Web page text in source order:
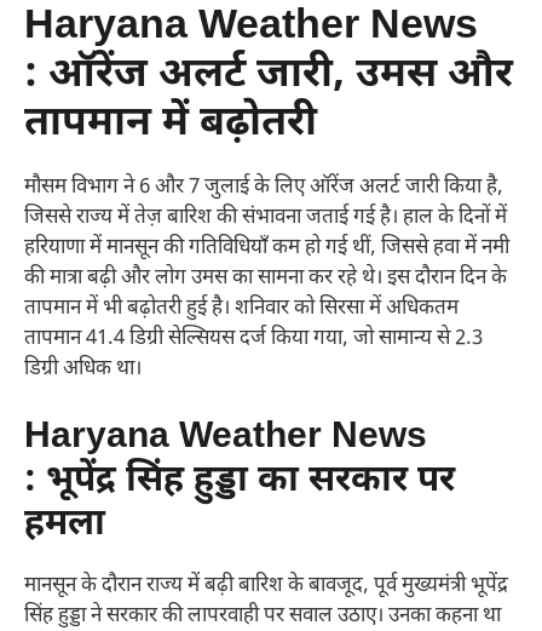
Haryana Weather News
: ऑरेंज अलर्ट जारी, उमस और
तापमान में बढ़ोतरी
मौसम विभाग ने 6 और 7 जुलाई के लिए ऑरेंज अलर्ट जारी किया है,
जिससे राज्य में तेज़ बारिश की संभावना जताई गई है। हाल के दिनों में
हरियाणा में मानसून की गतिविधियाँ कम हो गई थीं, जिससे हवा में नमी
की मात्रा बढ़ी और लोग उमस का सामना कर रहे थे। इस दौरान दिन के
तापमान में भी बढ़ोतरी हुई है। शनिवार को सिरसा में अधिकतम
तापमान 41.4 डिग्री सेल्सियस दर्ज किया गया, जो सामान्य से 2.3
डिग्री अधिक था।
Haryana Weather News
: भूपेंद्र सिंह हुड्डा का सरकार पर
हमला
मानसून के दौरान राज्य में बढ़ी बारिश के बावजूद, पूर्व मुख्यमंत्री भूपेंद्र
सिंह हुड्डा ने सरकार की लापरवाही पर सवाल उठाए। उनका कहना था